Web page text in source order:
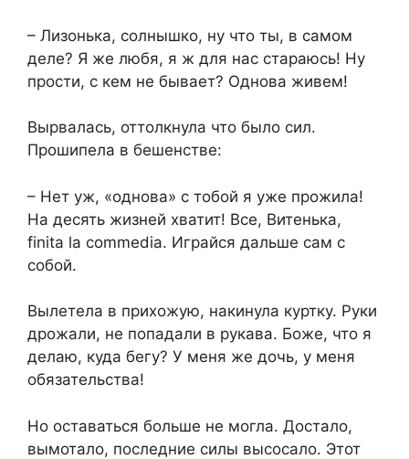
– Лизонька, солнышко, ну что ты, в самом
деле? Я же любя, я ж для нас стараюсь! Ну
прости, с кем не бывает? Однова живем!
Вырвалась, оттолкнула что было сил.
Прошипела в бешенстве:
– Нет уж, «однова» с тобой я уже прожила!
На десять жизней хватит! Все, Витенька,
finita la commedia. Играйся дальше сам с
собой.
Вылетела в прихожую, накинула куртку. Руки
дрожали, не попадали в рукава. Боже, что я
делаю, куда бегу? У меня же дочь, у меня
обязательства!
Но оставаться больше не могла. Достало,
вымотало, последние силы высосало. Этот